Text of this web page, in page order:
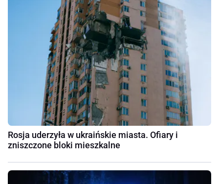
Rosja uderzyła w ukraińskie miasta. Ofiary i
zniszczone bloki mieszkalne